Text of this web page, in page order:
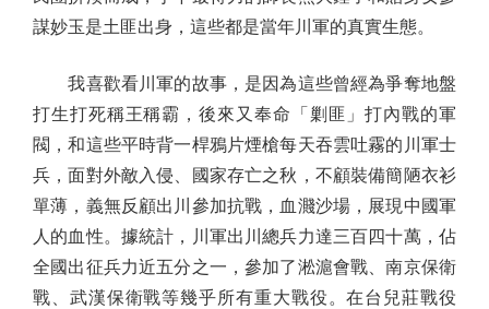
謀妙玉是土匪出身，這些都是當年川軍的真實生態。
我喜歡看川軍的故事，是因為這些曾經為爭奪地盤
打生打死稱王稱霸，後來又奉命「剿匪」打內戰的軍
閥，和這些平時背一桿鴉片煙槍每天吞雲吐霧的川軍士
兵，面對外敵入侵、國家存亡之秋，不顧裝備簡陋衣衫
單薄，義無反顧出川參加抗戰，血濺沙場，展現中國軍
人的血性。據統計，川軍出川總兵力達三百四十萬，佔
全國出征兵力近五分之一，參加了淞滬會戰、南京保衛
戰、武漢保衛戰等幾乎所有重大戰役。在台兒莊戰役